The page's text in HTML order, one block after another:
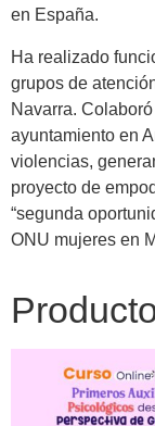
en España.
Ha realizado
grupos de
Navarra.
ayuntamiento en
violencias,
proyecto de
“segunda
ONU mujeres en